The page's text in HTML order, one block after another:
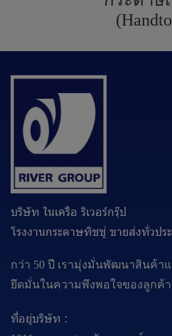
บริษัท ในเครือ ริเวอร์กรุ๊ป
โรงงานกระดาษทิชชู่ ขายส่งทั่วปร
กว่า 50 ปี เรามุ่งมั่นพัฒนาสินค้า
ยึดมั่นในความพึงพอใจของลูกค้
ที่อยู่บริษัท :